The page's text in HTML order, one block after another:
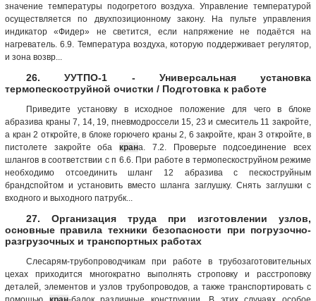
значение температуры подогретого воздуха. Управление температурой
осуществляется по двухпозиционному закону. На пульте управления
индикатор «Фидер» не светится, если напряжение не подаётся на
нагреватель. 6.9. Температура воздуха, которую поддерживает регулятор,
и зона возвр...
26. УУТПО-1 - Универсальная установка
термопескоструйной очистки / Подготовка к работе
Приведите установку в исходное положение для чего в блоке
абразива краны 7, 14, 19, пневмодроссели 15, 23 и смеситель 11 закройте,
а кран 2 откройте, в блоке горючего краны 2, 6 закройте, кран 3 откройте, в
пистолете закройте обакрана. 7.2. Проверьте подсоединение всех
шлангов в соответствии с п 6.6. При работе в термопескоструйном режиме
необходимо отсоединить шланг 12 абразива с пескоструйным
брандспойтом и установить вместо шланга заглушку. Снять заглушки с
входного и выходного патрубк...
27. Организация труда при изготовлении узлов,
основные правила техники безопасности при погрузочно-
разгрузочных и транспортных работах
Слесарям-трубопроводчикам при работе в трубозаготовительных
цехах приходится многократно выполнять строповку и расстроповку
деталей, элементов и узлов трубопроводов, а также транспортировать с